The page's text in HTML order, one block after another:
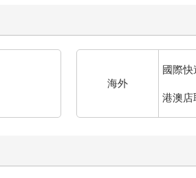
在了金朝扶植建立的傀儡政權──偽
終成為南宋的股肱之臣。很難想像，
辛棄疾榮耀的家世，宋人羅願曾在〈送
海外
國際
港澳店